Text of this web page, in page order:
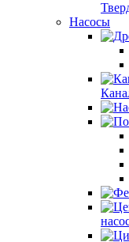
Насосы